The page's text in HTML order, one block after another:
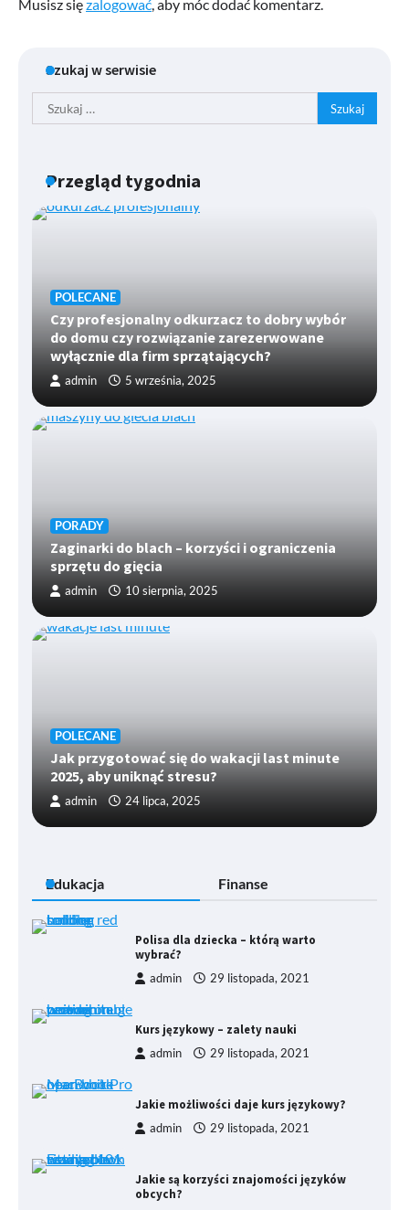
Musisz sięzalogować, aby móc dodać komentarz.
Szukaj w serwisie
Szukaj:
Przegląd tygodnia
POLECANE
Czy profesjonalny odkurzacz to dobry wybór
do domu czy rozwiązanie zarezerwowane
wyłącznie dla firm sprzątających?
admin 5 września, 2025
PORADY
Zaginarki do blach – korzyści i ograniczenia
sprzętu do gięcia
admin 10 sierpnia, 2025
POLECANE
Jak przygotować się do wakacji last minute
2025, aby uniknąć stresu?
admin 24 lipca, 2025
Edukacja Finanse
Polisa dla dziecka – którą warto
wybrać?
admin 29 listopada, 2021
Kurs językowy – zalety nauki
admin 29 listopada, 2021
Jakie możliwości daje kurs językowy?
admin 29 listopada, 2021
Jakie są korzyści znajomości języków
obcych?